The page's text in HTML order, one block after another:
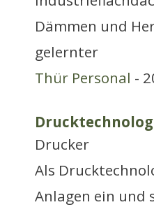
Dämmen und
gelernter
Thür Personal -
Drucker
Als
Anlagen ein und